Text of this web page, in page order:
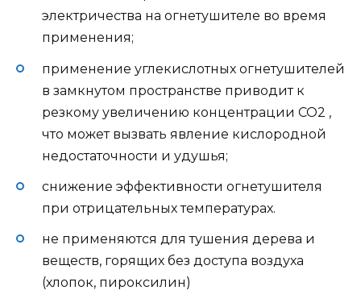
электричества на огнетушителе во время
применения;
применение углекислотных огнетушителей
в замкнутом пространстве приводит к
резкому увеличению концентрации CO2 ,
что может вызвать явление кислородной
недостаточности и удушья;
снижение эффективности огнетушителя
при отрицательных температурах.
не применяются для тушения дерева и
веществ, горящих без доступа воздуха
(хлопок, пироксилин)